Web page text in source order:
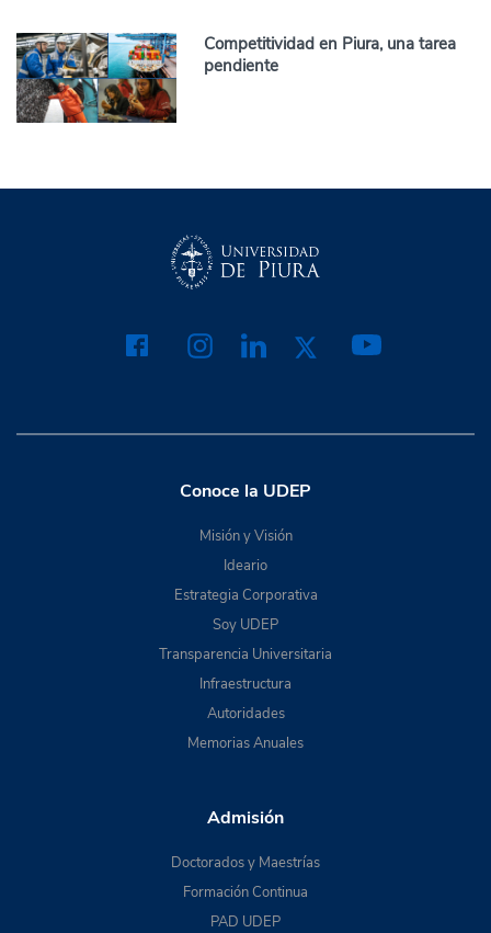
Competitividad en Piura, una tarea
pendiente
Conoce la UDEP
Misión y Visión
Ideario
Estrategia Corporativa
Soy UDEP
Transparencia Universitaria
Infraestructura
Autoridades
Memorias Anuales
Admisión
Doctorados y Maestrías
Formación Continua
PAD UDEP